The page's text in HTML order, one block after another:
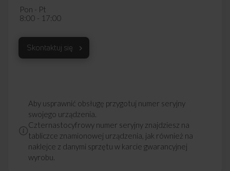
Pon - Pt
8:00 - 17:00
Skontaktuj się
Aby usprawnić obsługę przygotuj numer seryjny
swojego urządzenia.
Czternastocyfrowy numer seryjny znajdziesz na
tabliczce znamionowej urządzenia, jak również na
naklejce z danymi sprzętu w karcie gwarancyjnej
wyrobu.